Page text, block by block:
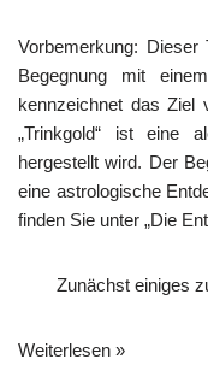
Vorbemerkung:
Begegnung mit
kennzeichnet das Ziel
„Trinkgold“ ist eine
hergestellt wird. Der
eine astrologische
finden Sie unter „Die
Zunächst einiges
Weiterlesen »